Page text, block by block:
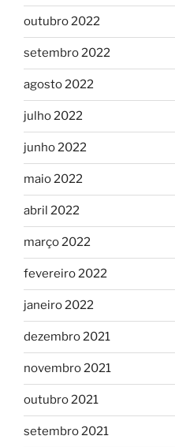
outubro 2022
setembro 2022
agosto 2022
julho 2022
junho 2022
maio 2022
abril 2022
março 2022
fevereiro 2022
janeiro 2022
dezembro 2021
novembro 2021
outubro 2021
setembro 2021